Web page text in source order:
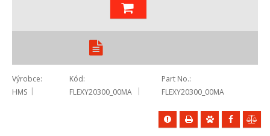
Výrobce
HMS
Kód
FLEXY20300_00MA
Part No.
FLEXY20300_00MA